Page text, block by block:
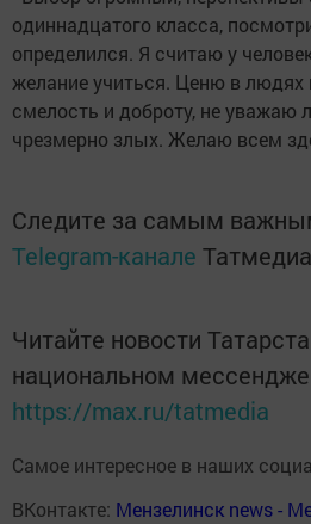
одиннадцатого класса,
определился. Я считаю у
желание учиться. Ценю в людях
смелость и доброту, не уважаю
чрезмерно злых. Желаю всем
Следите за самым
Telegram-канале Татмедиа
Читайте новости
национальном
https://max.ru/tatmedia
Самое интересное в наших
ВКонтакте: Мензелинск news -